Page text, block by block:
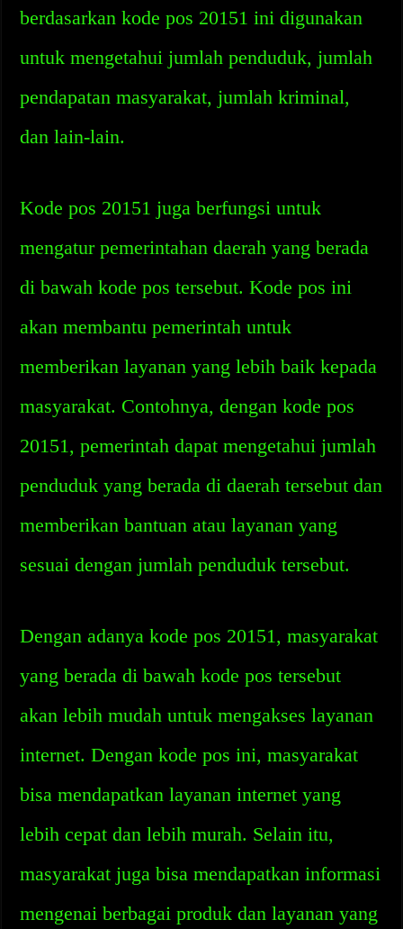
berdasarkan kode pos 20151 ini digunakan
untuk mengetahui jumlah penduduk, jumlah
pendapatan masyarakat, jumlah kriminal,
dan lain-lain.
Kode pos 20151 juga berfungsi untuk
mengatur pemerintahan daerah yang berada
di bawah kode pos tersebut. Kode pos ini
akan membantu pemerintah untuk
memberikan layanan yang lebih baik kepada
masyarakat. Contohnya, dengan kode pos
20151, pemerintah dapat mengetahui jumlah
penduduk yang berada di daerah tersebut dan
memberikan bantuan atau layanan yang
sesuai dengan jumlah penduduk tersebut.
Dengan adanya kode pos 20151, masyarakat
yang berada di bawah kode pos tersebut
akan lebih mudah untuk mengakses layanan
internet. Dengan kode pos ini, masyarakat
bisa mendapatkan layanan internet yang
lebih cepat dan lebih murah. Selain itu,
masyarakat juga bisa mendapatkan informasi
mengenai berbagai produk dan layanan yang